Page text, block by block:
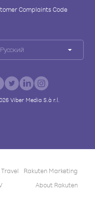
Complaints Code
Русский
Viber Media S.à r.l.
Rakuten Marketing
About Rakuten